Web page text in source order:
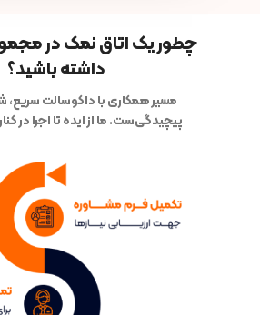
چطور یک اتاق نمک در
داشته باشید؟
مسیر همکاری با داکوسالت
پیچیدگی‌ست. ما از ایده تا اجرا در